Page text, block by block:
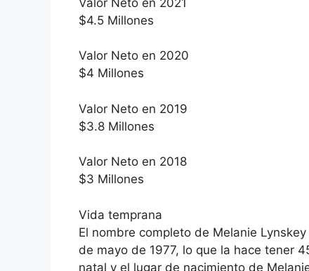
$4.5 Millones
Valor Neto en 2020
$4 Millones
Valor Neto en 2019
$3.8 Millones
Valor Neto en 2018
$3 Millones
Vida temprana
El nombre completo de Melanie
de mayo de 1977, lo que la hace tener
natal y el lugar de nacimiento de